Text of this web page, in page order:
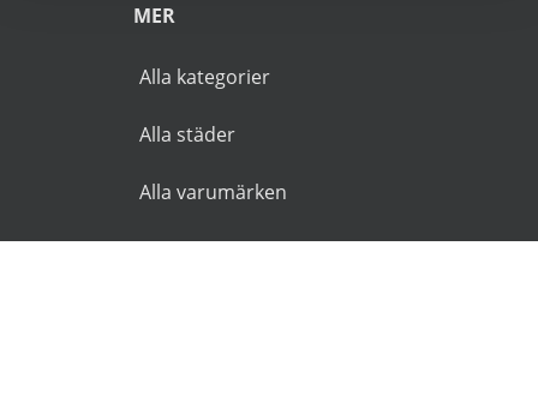
MER
Alla kategorier
Alla städer
Alla varumärken